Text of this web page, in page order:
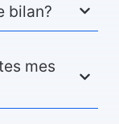
bilan?
mes